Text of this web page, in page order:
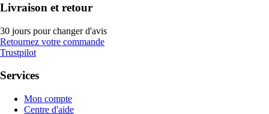
Livraison et retour
30 jours pour changer d'avis
Retournez votre commande
Trustpilot
Services
Mon compte
Centre d'aide